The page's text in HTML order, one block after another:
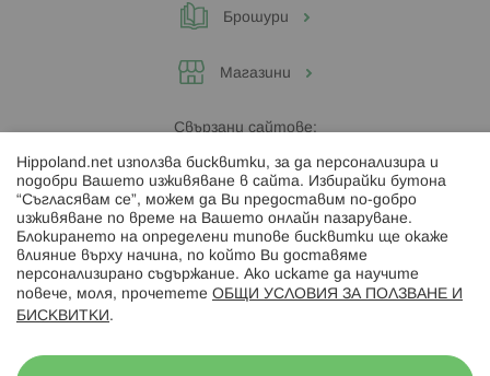
Брошури
Магазини
Свързани сайтове:
Hippoland.ro
Последвайте ни:
Hippoland.net използва бисквитки, за да персонализира и
подобри Вашето изживяване в сайта. Избирайки бутона
“Съгласявам се”, можем да Ви предоставим по-добро
изживяване по време на Вашето онлайн пазаруване.
Блокирането на определени типове бисквитки ще окаже
влияние върху начина, по който Ви доставяме
персонализирано съдържание. Ако искате да научите
повече, моля, прочетете ОБЩИ УСЛОВИЯ ЗА ПОЛЗВАНЕ И
БИСКВИТКИ .